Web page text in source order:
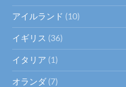
アイルランド (10)
イギリス (36)
イタリア (1)
オランダ (7)